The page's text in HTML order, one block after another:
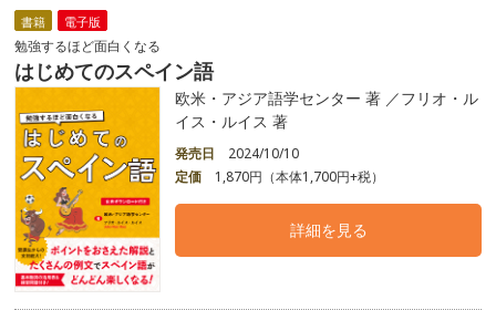
書籍 電子版
勉強するほど面白くなる
はじめてのスペイン語
欧米・アジア語学センター 著 ／フリオ・ル
イス・ルイス 著
発売日
2024/10/10
定価
1,870円（本体1,700円+税）
詳細を見る